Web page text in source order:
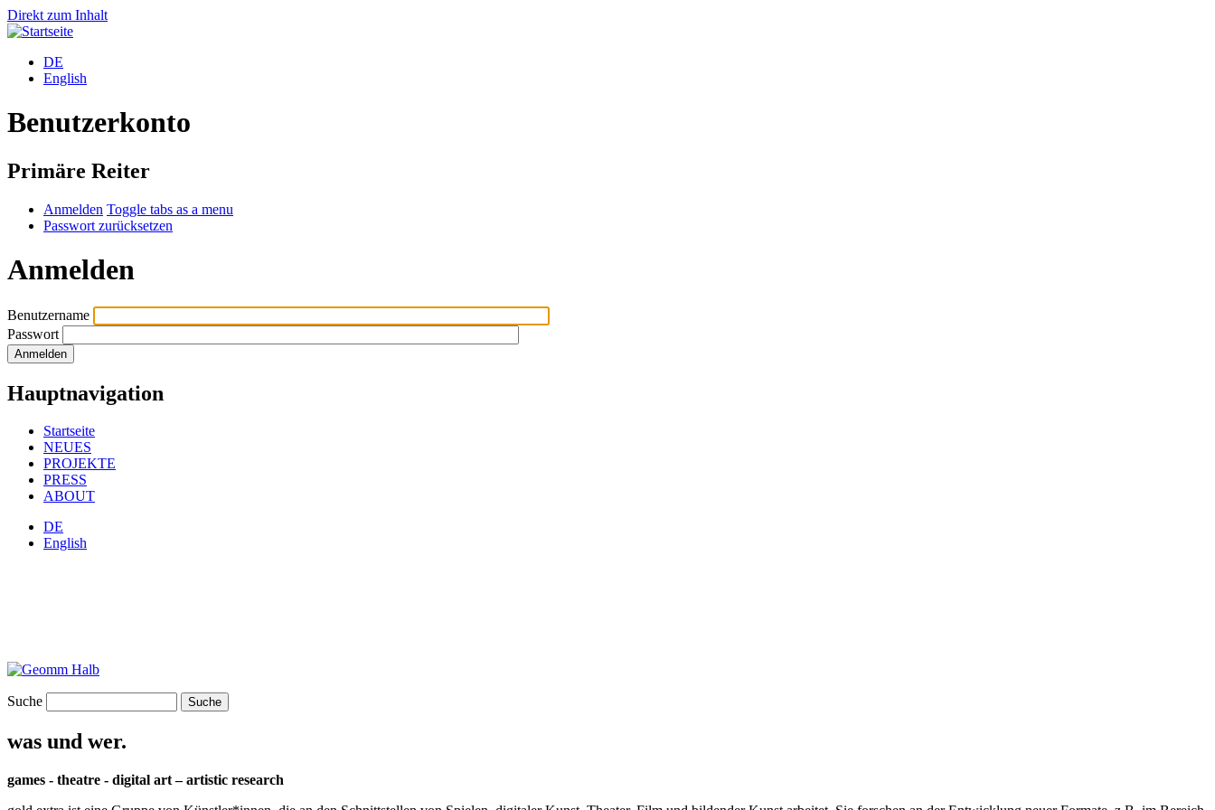
Direkt zum Inhalt
DE
English
Benutzerkonto
Primäre Reiter
Anmelden Toggle tabs as a menu
Passwort zurücksetzen
Anmelden
Benutzername
Passwort
Hauptnavigation
Startseite
NEUES
PROJEKTE
PRESS
ABOUT
DE
English
Suche
was und wer.
games - theatre - digital art – artistic research